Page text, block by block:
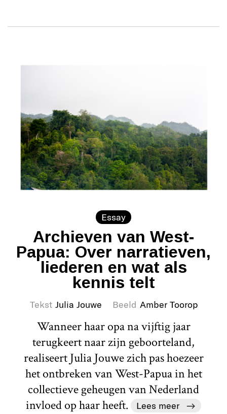
Essay
Archieven van West-
Papua: Over narratieven,
liederen en wat als
kennis telt
Tekst Julia Jouwe Beeld Amber Toorop
Wanneer haar opa na vijftig jaar
terugkeert naar zijn geboorteland,
realiseert Julia Jouwe zich pas hoezeer
het ontbreken van West-Papua in het
collectieve geheugen van Nederland
invloed op haar heeft.
Lees meer